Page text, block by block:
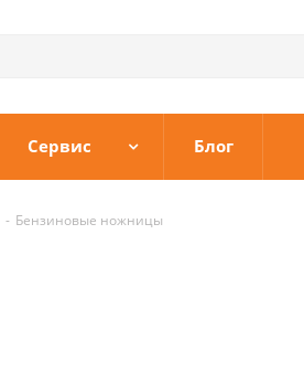
Сервис Блог
- Бензиновые ножницы